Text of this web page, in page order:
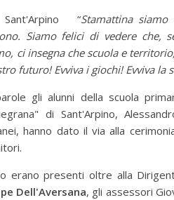
Sant'Arpino “Stamattina
Siamo felici di vedere che,
ci insegna che scuola e
futuro! Evviva i giochi! Evviva la
gli alunni della scuola
di Sant'Arpino,
hanno dato il via alla
erano presenti oltre alla
Dell'Aversana, gli assessori